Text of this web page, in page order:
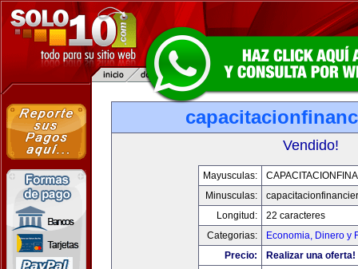
Vendido!
Mayusculas:
Minusculas:
Longitud:
22 caracteres
Categorias:
Economia, Dinero y
Precio:
Realizar una oferta!